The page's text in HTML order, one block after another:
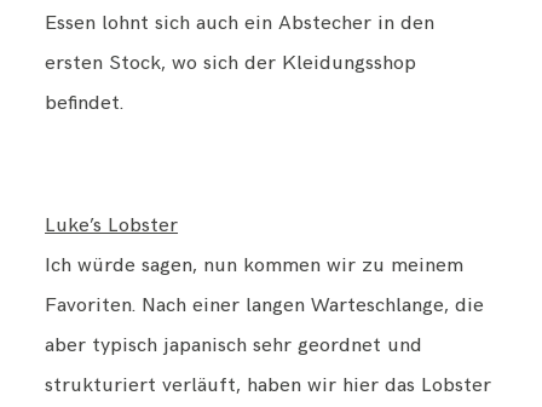
Essen lohnt sich auch ein Abstecher in den
ersten Stock, wo sich der Kleidungsshop
befindet.
Luke’s Lobster
Ich würde sagen, nun kommen wir zu meinem
Favoriten. Nach einer langen Warteschlange, die
aber typisch japanisch sehr geordnet und
strukturiert verläuft, haben wir hier das Lobster